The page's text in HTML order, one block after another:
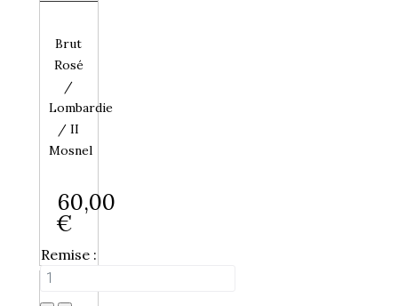
Brut
Rosé
/
Lombardie
/ II
Mosnel
60,00
€
Remise :